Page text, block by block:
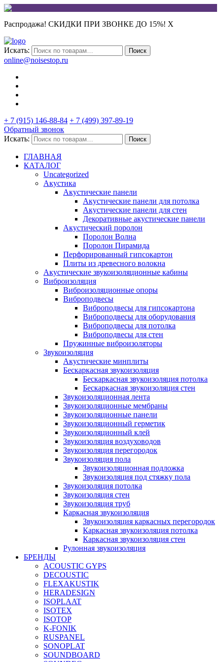
Распродажа! СКИДКИ ПРИ ЗВОНКЕ ДО 15%! X
Искать: Поиск
online@noisestop.ru
+ 7 (915) 146-88-84 + 7 (499) 397-89-19
Обратный звонок
Искать:
Поиск
ГЛАВНАЯ
КАТАЛОГ
Uncategorized
Акустика
Акустические панели
Акустические панели для потолка
Акустические панели для стен
Декоративные акустические панели
Акустический поролон
Поролон Волна
Поролон Пирамида
Перфорированный гипсокартон
Плиты из древесного волокна
Акустические звукоизоляционные кабины
Виброизоляция
Виброизоляционные опоры
Виброподвесы
Виброподвесы для гипсокартона
Виброподвесы для оборудования
Виброподвесы для потолка
Виброподвесы для стен
Пружинные виброизоляторы
Звукоизоляция
Акустические минплиты
Бескаркасная звукоизоляция
Бескаркасная звукоизоляция потолка
Бескаркасная звукоизоляция стен
Звукоизоляционная лента
Звукоизоляционные мембраны
Звукоизоляционные панели
Звукоизоляционный герметик
Звукоизоляционный клей
Звукоизоляция воздуховодов
Звукоизоляция перегородок
Звукоизоляция пола
Звукоизоляционная подложка
Звукоизоляция под стяжку пола
Звукоизоляция потолка
Звукоизоляция стен
Звукоизоляция труб
Каркасная звукоизоляция
Звукоизоляция каркасных перегородок
Каркасная звукоизоляция потолка
Каркасная звукоизоляция стен
Рулонная звукоизоляция
БРЕНДЫ
ACOUSTIC GYPS
DECOUSTIC
FLEXAKUSTIK
HERADESIGN
ISOPLAAT
ISOTEX
ISOTOP
K-FONIK
RUSPANEL
SONOPLAT
SOUNDBOARD